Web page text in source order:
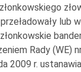
lub
Rady (WE)
2009 r.